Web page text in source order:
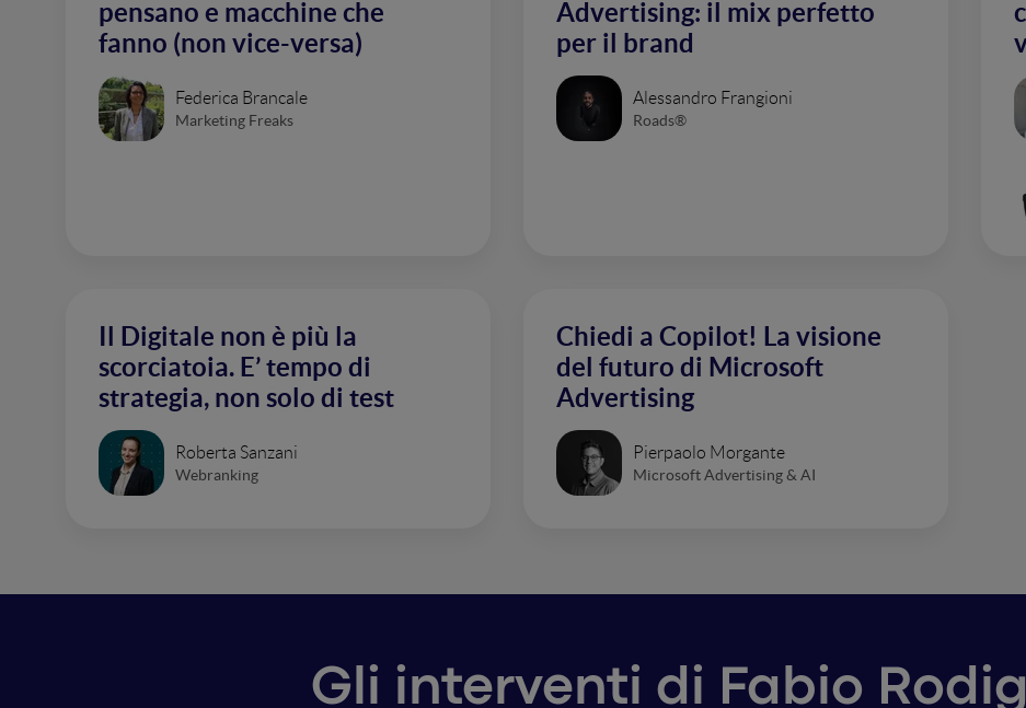
pensano e macchine che
fanno (non vice-versa)
Federica Brancale
Marketing Freaks
Advertising: il mix perfetto
per il brand
Alessandro Frangioni
Roads®
Il Digitale non è più la
scorciatoia. E’ tempo di
strategia, non solo di test
Roberta Sanzani
Webranking
Chiedi a Copilot! La visione
del futuro di Microsoft
Advertising
Pierpaolo Morgante
Microsoft Advertising & AI
Gli interventi di Fabio